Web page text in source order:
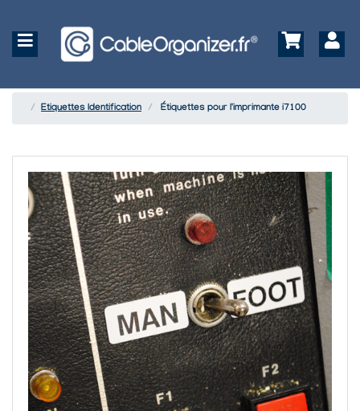
Etiquettes Identification Étiquettes pour l'imprimante i7100